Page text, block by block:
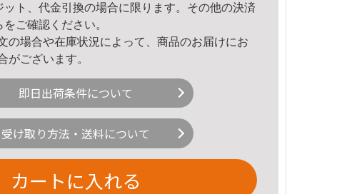
ト、代金引換の場合に限ります。その他の決済
をご確認ください。
の場合や在庫状況によって、商品のお届けにお
がございます。
即日出荷条件について
受け取り方法・送料について
カートに入れる